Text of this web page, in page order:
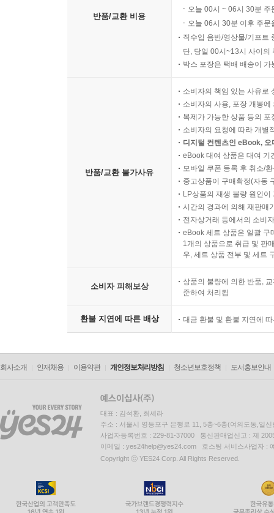
반품/교환 비용
오늘 00시 ~ 06시 30분
오늘 06시 30분 이후 주
직수입 음반/영상물/기프트
단, 당일 00시~13시 사이의
박스 포장은 택배 배송이
반품/교환 불가사유
소비자의 책임 있는 사유로
소비자의 사용, 포장 개봉
복제가 가능한 상품 등의
소비자의 요청에 따라 개별
디지털 컨텐츠인 eBook,
eBook 대여 상품은 대여 기
모바일 쿠폰 등록 후 취소/
중고상품이 구매확정(자동
LP상품의 재생 불량 원인
시간의 경과에 의해 재판매
전자상거래 등에서의 소비
eBook 세트 상품은 일괄 구
1개의 상품으로 취급 및 판
우, 세트 상품 전부 및 세트
소비자 피해보상
상품의 불량에 의한 반품,
준하여 처리됨
환불 지연에 따른 배상 대금 환불 및 환불 지연에
회사소개 인재채용 이용약관 개인정보처리방침 청소년보호정책 도서홍보안내
대표 : 김석환, 최세라
주소 : 서울시 영등포구 은행로 11, 5층~6층(여의도동,일신
사업자등록번호 : 229-81-37000 통신판매업신고 : 제
이메일 : yes24help@yes24.com 호스팅 서비스사업자 :
Copyright ⓒ YES24 Corp. All Rights Reserved.